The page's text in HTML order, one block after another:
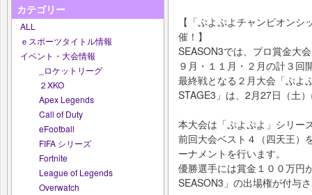
カテゴリー
ALL
ｅスポーツタイトル情報
イベント・大会情報
_ロケットリーグ
２XKO
Apex Legends
Call of Duty
eFootball
FIFA シリーズ
Fortnite
League of Legends
Overwatch
【「ぷよぷよチャンピオン
催！】
SEASON3では、プロ賞金大
９月・１１月・２月の計３回
最終戦となる２月大会「ぷよ
STAGE3」は、2月27日（土
本大会は「ぷよぷよ」シリー
前回大会ベスト４（四天王）
ーナメントを行います。
優勝選手には賞金１００万円
SEASON3」の出場権が付与